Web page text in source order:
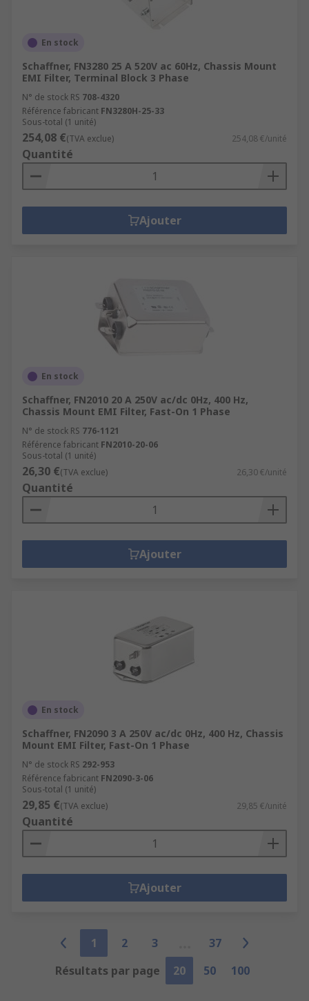
En stock
Schaffner, FN3280 25 A 520V ac 60Hz, Chassis Mount
EMI Filter, Terminal Block 3 Phase
N° de stock RS 708-4320
Référence fabricant FN3280H-25-33
Sous-total (1 unité)
254,08 €(TVA exclue) 254,08 €/unité
Quantité
Ajouter
En stock
Schaffner, FN2010 20 A 250V ac/dc 0Hz, 400 Hz,
Chassis Mount EMI Filter, Fast-On 1 Phase
N° de stock RS 776-1121
Référence fabricant FN2010-20-06
Sous-total (1 unité)
26,30 €(TVA exclue) 26,30 €/unité
Quantité
Ajouter
En stock
Schaffner, FN2090 3 A 250V ac/dc 0Hz, 400 Hz, Chassis
Mount EMI Filter, Fast-On 1 Phase
N° de stock RS 292-953
Référence fabricant FN2090-3-06
Sous-total (1 unité)
29,85 €(TVA exclue) 29,85 €/unité
Quantité
Ajouter
1 2 3
37
Résultats par page
20 50 100